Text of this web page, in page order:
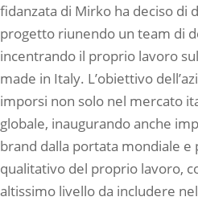
fidanzata di Mirko ha deciso di
progetto riunendo un team di
incentrando il proprio lavoro
made in Italy. L’obiettivo
imporsi non solo nel mercato
globale, inaugurando anche
brand dalla portata mondiale e
qualitativo del proprio lavoro,
altissimo livello da includere